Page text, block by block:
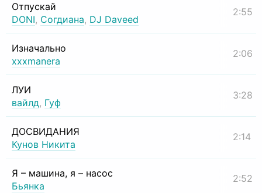
Отпускай
DONI, Согдиана, DJ Daveed
2:55
Изначально
xxxmanera
2:06
ЛУИ
вайлд, Гуф
3:28
ДОСВИДАНИЯ
Кунов Никита
2:14
Я – машина, я – насос
Бьянка
2:52